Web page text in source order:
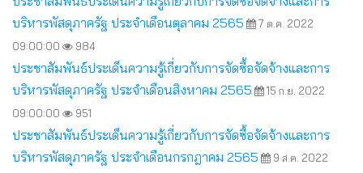
บริหารพัสดุภาครัฐ ประจำเดือนตุลาคม 2565
7 ต.ค. 2022
09:00:00
984
ประชาสัมพันธ์ประเด็นความรู้เกี่ยวกับการจัดซื้อจัดจ้างและการ
บริหารพัสดุภาครัฐ ประจำเดือนสิงหาคม 2565
15 ก.ย. 2022
09:00:00
951
ประชาสัมพันธ์ประเด็นความรู้เกี่ยวกับการจัดซื้อจัดจ้างและการ
บริหารพัสดุภาครัฐ ประจำเดือนกรกฎาคม 2565
9 ส.ค. 2022